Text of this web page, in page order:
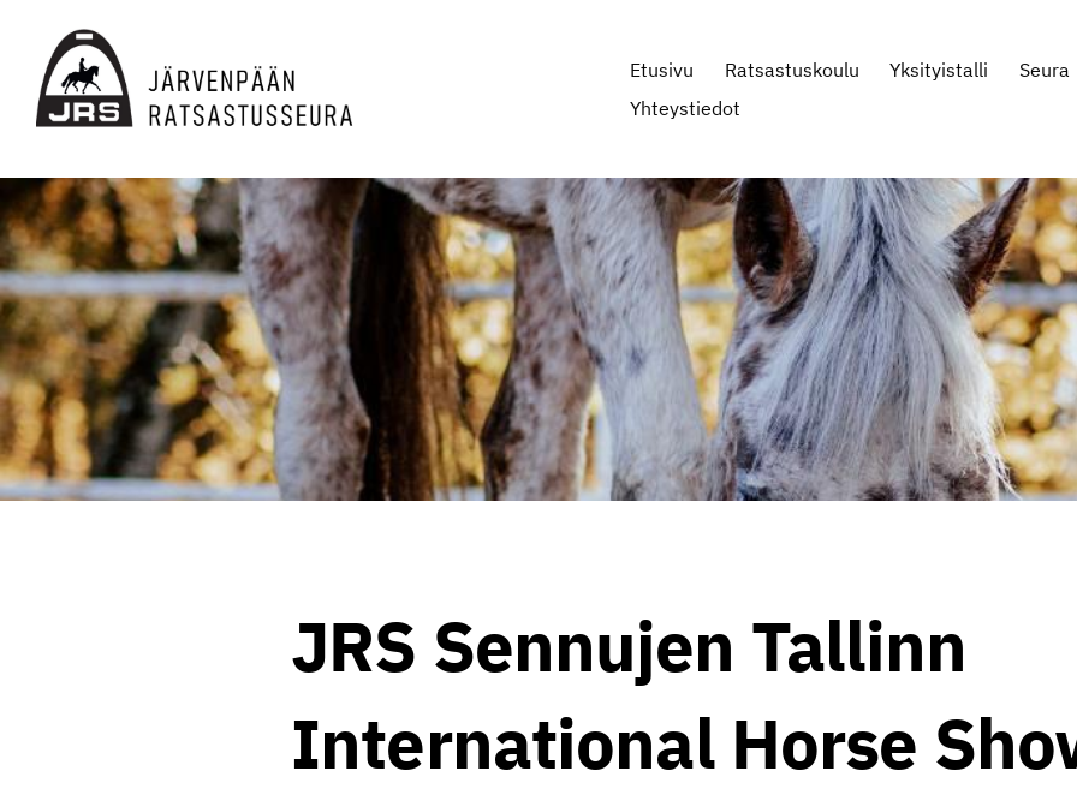
sivun
sisältöön
JRS ry
Etusivu Ratsastuskoulu Yksityistalli
Seura
Yhteystiedot
JRS Sennujen Tallinn
International Horse